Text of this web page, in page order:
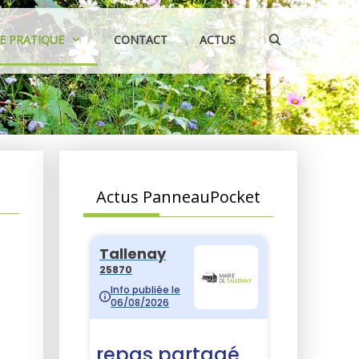
PRATIQUE CONTACT ACTUS
Actus PanneauPocket